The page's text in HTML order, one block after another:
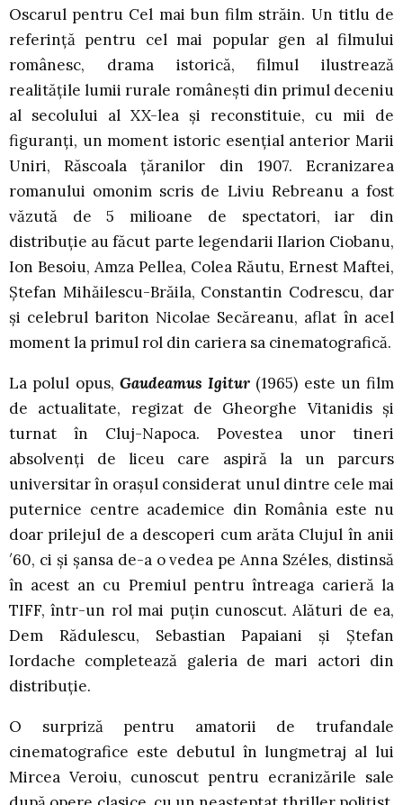
Oscarul pentru Cel mai bun film străin. Un titlu de
referință pentru cel mai popular gen al filmului
românesc, drama istorică, filmul ilustrează
realitățile lumii rurale româneşti din primul deceniu
al secolului al XX-lea și reconstituie, cu mii de
figuranți, un moment istoric esențial anterior Marii
Uniri, Răscoala țăranilor din 1907. Ecranizarea
romanului omonim scris de Liviu Rebreanu a fost
văzută de 5 milioane de spectatori, iar din
distribuție au făcut parte legendarii Ilarion Ciobanu,
Ion Besoiu, Amza Pellea, Colea Răutu, Ernest Maftei,
Ștefan Mihăilescu-Brăila, Constantin Codrescu, dar
și celebrul bariton Nicolae Secăreanu, aflat în acel
moment la primul rol din cariera sa cinematografică.
La polul opus, Gaudeamus Igitur (1965) este un film
de actualitate, regizat de Gheorghe Vitanidis și
turnat în Cluj-Napoca. Povestea unor tineri
absolvenți de liceu care aspiră la un parcurs
universitar în orașul considerat unul dintre cele mai
puternice centre academice din România este nu
doar prilejul de a descoperi cum arăta Clujul în anii
′60, ci și șansa de-a o vedea pe Anna Széles, distinsă
în acest an cu Premiul pentru întreaga carieră la
TIFF, într-un rol mai puțin cunoscut. Alături de ea,
Dem Rădulescu, Sebastian Papaiani și Ștefan
Iordache completează galeria de mari actori din
distribuție.
O surpriză pentru amatorii de trufandale
cinematografice este debutul în lungmetraj al lui
Mircea Veroiu, cunoscut pentru ecranizările sale